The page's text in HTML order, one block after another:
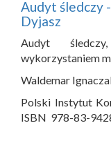
Audyt śledczy
Dyjasz
Audyt
wykorzystaniem
Waldemar
Polski Instytut
ISBN 978-83-